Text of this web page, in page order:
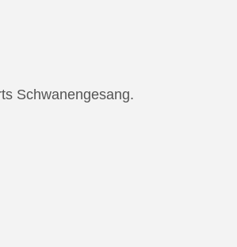
Schwanengesang.